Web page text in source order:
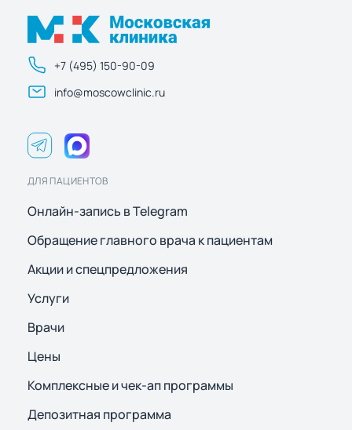
+7 (495) 150-90-09
info@moscowclinic.ru
ДЛЯ ПАЦИЕНТОВ
Онлайн-запись в Telegram
Обращение главного врача к пациентам
Акции и спецпредложения
Услуги
Врачи
Цены
Комплексные и чек-ап программы
Депозитная программа